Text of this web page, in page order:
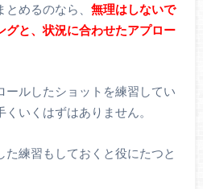
めるのなら、 無理はしないで
グと、状況に合わせたアプロー
ールしたショットを練習してい
いくはずはありません。
練習もしておくと役にたつと